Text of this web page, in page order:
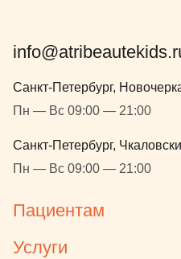
Санкт-Петербург,
Пн — Вс 09:00 — 21:00
Санкт-Петербург,
Пн — Вс 09:00 — 21:00
Пациентам
Услуги